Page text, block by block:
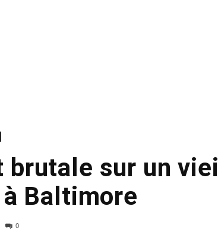
sur un vieil
Baltimore
0